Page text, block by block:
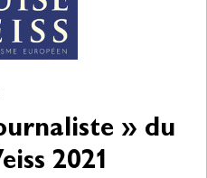
» du
2021